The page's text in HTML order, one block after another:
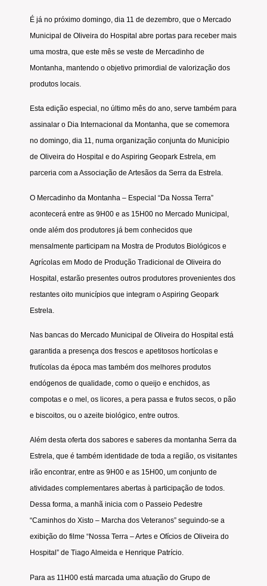
É já no próximo domingo, dia 11 de dezembro, que o Mercado
Municipal de Oliveira do Hospital abre portas para receber mais
uma mostra, que este mês se veste de Mercadinho de
Montanha, mantendo o objetivo primordial de valorização dos
produtos locais.
Esta edição especial, no último mês do ano, serve também para
assinalar o Dia Internacional da Montanha, que se comemora
no domingo, dia 11, numa organização conjunta do Município
de Oliveira do Hospital e do Aspiring Geopark Estrela, em
parceria com a Associação de Artesãos da Serra da Estrela.
O Mercadinho da Montanha – Especial “Da Nossa Terra”
acontecerá entre as 9H00 e as 15H00 no Mercado Municipal,
onde além dos produtores já bem conhecidos que
mensalmente participam na Mostra de Produtos Biológicos e
Agrícolas em Modo de Produção Tradicional de Oliveira do
Hospital, estarão presentes outros produtores provenientes dos
restantes oito municípios que integram o Aspiring Geopark
Estrela.
Nas bancas do Mercado Municipal de Oliveira do Hospital está
garantida a presença dos frescos e apetitosos hortícolas e
frutícolas da época mas também dos melhores produtos
endógenos de qualidade, como o queijo e enchidos, as
compotas e o mel, os licores, a pera passa e frutos secos, o pão
e biscoitos, ou o azeite biológico, entre outros.
Além desta oferta dos sabores e saberes da montanha Serra da
Estrela, que é também identidade de toda a região, os visitantes
irão encontrar, entre as 9H00 e as 15H00, um conjunto de
atividades complementares abertas à participação de todos.
Dessa forma, a manhã inicia com o Passeio Pedestre
“Caminhos do Xisto – Marcha dos Veteranos” seguindo-se a
exibição do filme “Nossa Terra – Artes e Ofícios de Oliveira do
Hospital” de Tiago Almeida e Henrique Patrício.
Para as 11H00 está marcada uma atuação do Grupo de